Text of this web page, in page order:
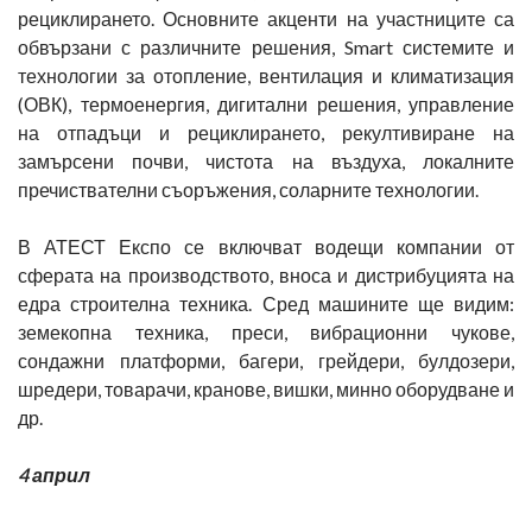
рециклирането. Основните акценти на участниците са
обвързани с различните решения, Smart системите и
технологии за отопление, вентилация и климатизация
(ОВК), термоенергия, дигитални решения, управление
на отпадъци и рециклирането, рекултивиране на
замърсени почви, чистота на въздуха, локалните
пречиствателни съоръжения, соларните технологии.
В АТЕСТ Експо се включват водещи компании от
сферата на производството, вноса и дистрибуцията на
едра строителна техника. Сред машините ще видим:
земекопна техника, преси, вибрационни чукове,
сондажни платформи, багери, грейдери, булдозери,
шредери, товарачи, кранове, вишки, минно оборудване и
др.
4 април